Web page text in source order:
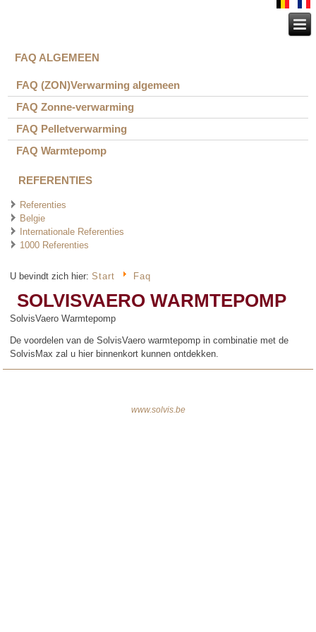
FAQ ALGEMEEN
FAQ (ZON)Verwarming algemeen
FAQ Zonne-verwarming
FAQ Pelletverwarming
FAQ Warmtepomp
REFERENTIES
Referenties
Belgie
Internationale Referenties
1000 Referenties
U bevindt zich hier:Start Faq
SOLVISVAERO WARMTEPOMP
SolvisVaero Warmtepomp
De voordelen van de SolvisVaero warmtepomp in combinatie met de
SolvisMax zal u hier binnenkort kunnen ontdekken.
www.solvis.be